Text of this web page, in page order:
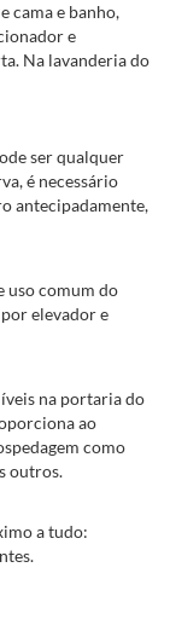
cama e banho,
e
Na lavanderia do
ser qualquer
é necessário
antecipadamente,
uso comum do
elevador e
na portaria do
ao
como
outros.
a tudo: